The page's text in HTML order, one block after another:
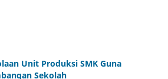
Unit Produksi SMK Guna
Sekolah